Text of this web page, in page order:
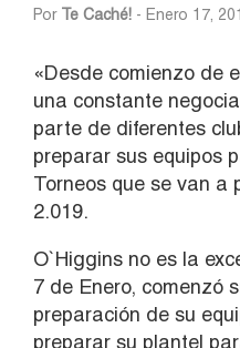
Por Te Caché! - Enero 17,
«Desde comienzo de
una constante
parte de diferentes
preparar sus equipos
Torneos que se van a
2.019.
O`Higgins no es la
7 de Enero, comenzó
preparación de su
preparar su plantel